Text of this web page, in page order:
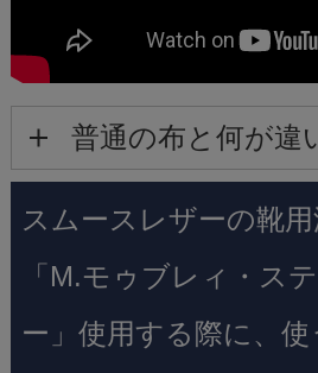
普通の布と何が違
スムースレザーの靴
「M.モゥブレィ・ス
ー」使用する際に、